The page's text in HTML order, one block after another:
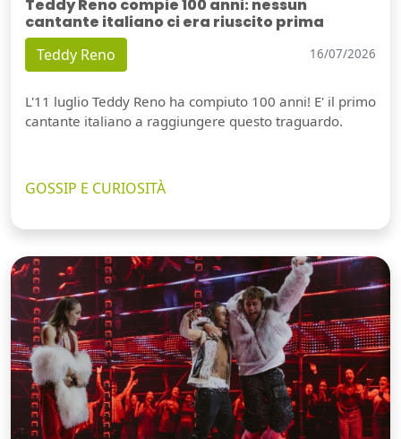
Teddy Reno compie 100 anni: nessun
cantante italiano ci era riuscito prima
Teddy Reno 16/07/2026
L'11 luglio Teddy Reno ha compiuto 100 anni! E' il primo
cantante italiano a raggiungere questo traguardo.
GOSSIP E CURIOSITÀ